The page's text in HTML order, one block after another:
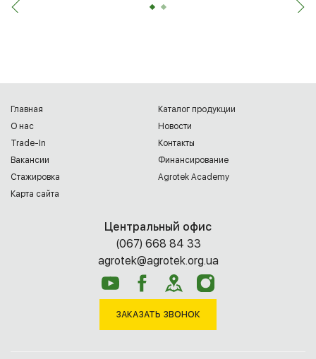
Главная
Каталог продукции
О нас
Новости
Trade-In
Контакты
Вакансии
Финансирование
Cтажировка
Agrotek Academy
Карта сайта
Центральный офис
(067) 668 84 33
agrotek@agrotek.org.ua
ЗАКАЗАТЬ ЗВОНОК